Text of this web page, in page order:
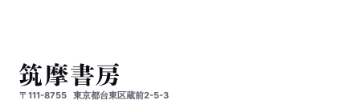
〒111-8755 東京都台東区蔵前2-5-3